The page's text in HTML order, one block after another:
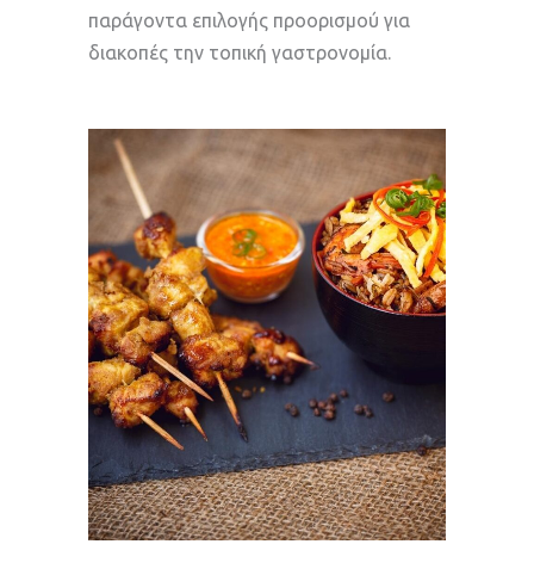
παράγοντα επιλογής προορισμού για
διακοπές την τοπική γαστρονομία.